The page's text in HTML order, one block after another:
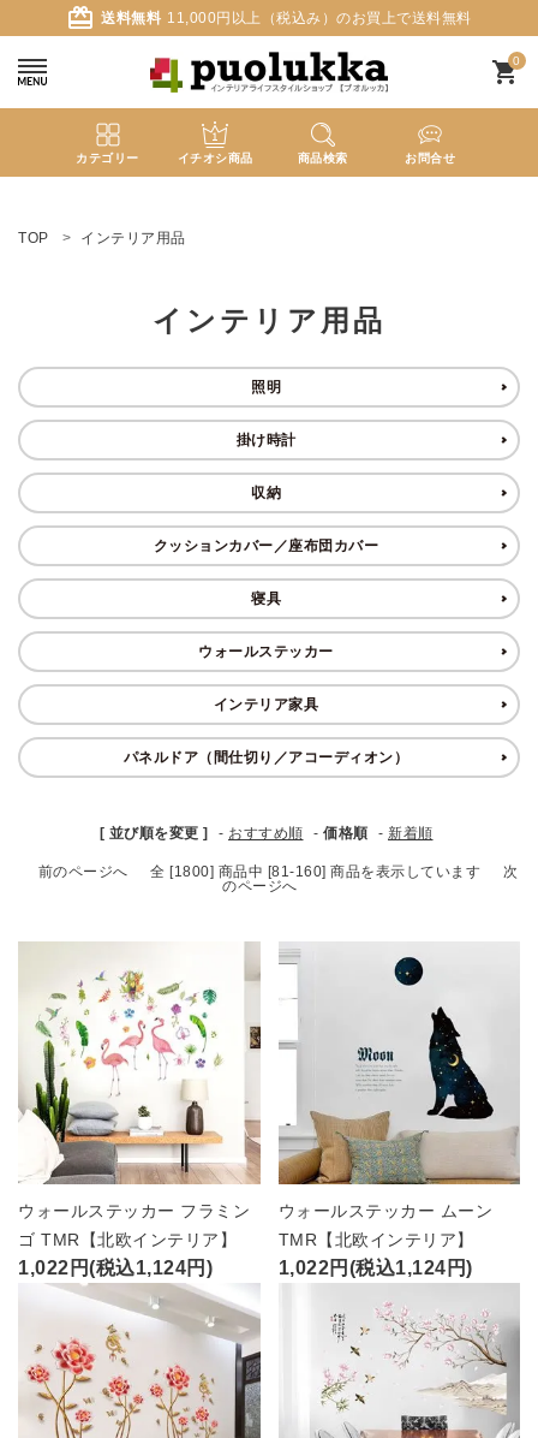
card_giftcard 送料無料 11,000円以上（税込み）のお買上で送料無料
0
shopping_cart
カテゴリー イチオシ商品 商品検索 お問合せ
ようこそ ゲスト 様
新着商品
ブランド
ガイドライン
TOP インテリア用品
インテリア用品
照明
掛け時計
収納
クッションカバー／座布団カバー
寝具
ウォールステッカー
インテリア家具
パネルドア（間仕切り／アコーディオン）
[ 並び順を変更 ] - おすすめ順 - 価格順 - 新着順
前のページへ 全 [1800] 商品中 [81-160] 商品を表示しています
次
のページへ
ウォールステッカー フラミン
ゴ TMR【北欧インテリア】
1,022円(税込1,124円)
ウォールステッカー ムーン
TMR【北欧インテリア】
1,022円(税込1,124円)